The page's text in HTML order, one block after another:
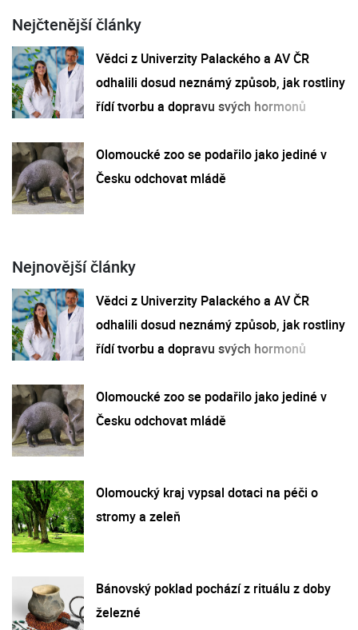
Nejčtenější články
Vědci z Univerzity Palackého a AV ČR
odhalili dosud neznámý způsob, jak rostliny
řídí tvorbu a dopravu svých hormonů
Olomoucké zoo se podařilo jako jediné v
Česku odchovat mládě
Nejnovější články
Vědci z Univerzity Palackého a AV ČR
odhalili dosud neznámý způsob, jak rostliny
řídí tvorbu a dopravu svých hormonů
Olomoucké zoo se podařilo jako jediné v
Česku odchovat mládě
Olomoucký kraj vypsal dotaci na péči o
stromy a zeleň
Bánovský poklad pochází z rituálu z doby
železné